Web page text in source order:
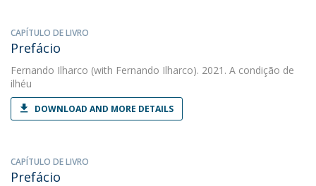
CAPÍTULO DE LIVRO
Prefácio
Fernando Ilharco (with Fernando Ilharco). 2021. A condição de
ilhéu
DOWNLOAD AND MORE DETAILS
CAPÍTULO DE LIVRO
Prefácio